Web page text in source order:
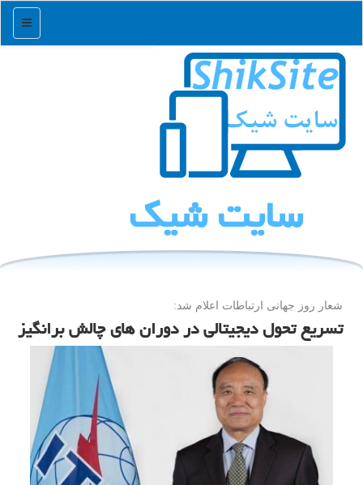
منو
سایت شیك
شعار روز جهانی ارتباطات اعلام شد:
تسریع تحول دیجیتالی در دوران های چالش برانگیز